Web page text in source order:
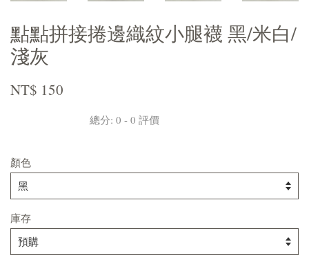
點點拼接捲邊織紋小腿襪 黑/米白/
淺灰
NT$ 150
總分: 0 - 0 評價
顏色
庫存